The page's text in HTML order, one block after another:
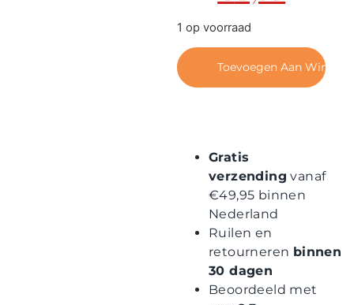
1 op voorraad
Toevoegen Aan
Gratis
verzending vanaf
€49,95 binnen
Nederland
Ruilen en
retourneren binnen
30 dagen
Beoordeeld met